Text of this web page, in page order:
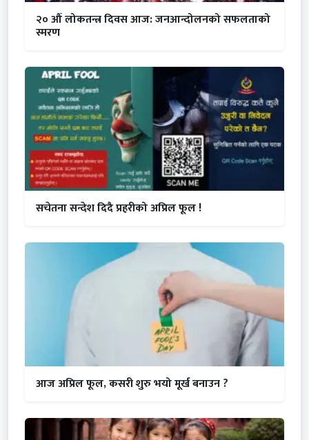
२० औँ लोकतन्त्र दिवस आज: जनआन्दोलनको सफलताको
स्मरण
सचेतना सन्देश दिदै प्रहरीको अप्रिल फूल !
आज अप्रिल फूल, कसरी शुरु भयो मूर्ख बनाउन ?